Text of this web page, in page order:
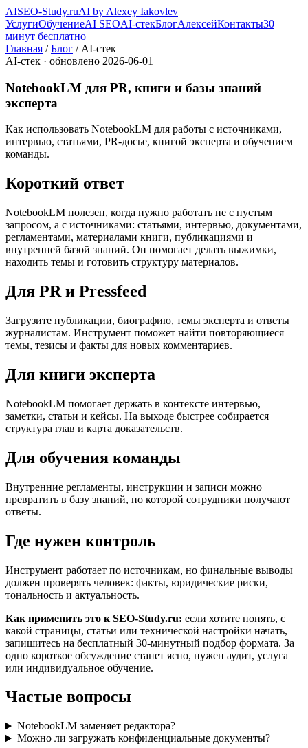
AISEO-Study.ruAI by Alexey Iakovlev
УслугиОбучениеAI SEOAI-стекБлогАлексейКонтакты30
минут бесплатно
Главная /Блог / AI-стек
AI-стек · обновлено 2026-06-01
NotebookLM для PR, книги и базы знаний
эксперта
Как использовать NotebookLM для работы с источниками,
интервью, статьями, PR-досье, книгой эксперта и обучением
команды.
Короткий ответ
NotebookLM полезен, когда нужно работать не с пустым
запросом, а с источниками: статьями, интервью, документами,
регламентами, материалами книги, публикациями и
внутренней базой знаний. Он помогает делать выжимки,
находить темы и готовить структуру материалов.
Для PR и Pressfeed
Загрузите публикации, биографию, темы эксперта и ответы
журналистам. Инструмент поможет найти повторяющиеся
темы, тезисы и факты для новых комментариев.
Для книги эксперта
NotebookLM помогает держать в контексте интервью,
заметки, статьи и кейсы. На выходе быстрее собирается
структура глав и карта доказательств.
Для обучения команды
Внутренние регламенты, инструкции и записи можно
превратить в базу знаний, по которой сотрудники получают
ответы.
Где нужен контроль
Инструмент работает по источникам, но финальные выводы
должен проверять человек: факты, юридические риски,
тональность и актуальность.
Как применить это к SEO-Study.ru: если хотите понять, с
какой страницы, статьи или технической настройки начать,
запишитесь на бесплатный 30-минутный подбор формата. За
одно короткое обсуждение станет ясно, нужен аудит, услуга
или индивидуальное обучение.
Частые вопросы
NotebookLM заменяет редактора?
Можно ли загружать конфиденциальные документы?